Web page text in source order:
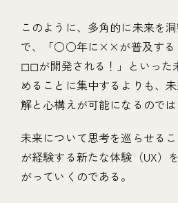
このように、多角的に未来を
で、「○○年に××が普及す
◻︎◻︎が開発される！」といった
めることに集中するよりも、
解と心構えが可能になるのでは
未来について思考を巡らせる
が経験する新たな体験（UX）
がっていくのである。